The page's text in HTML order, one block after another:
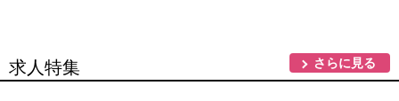
求人特集 さらに見る